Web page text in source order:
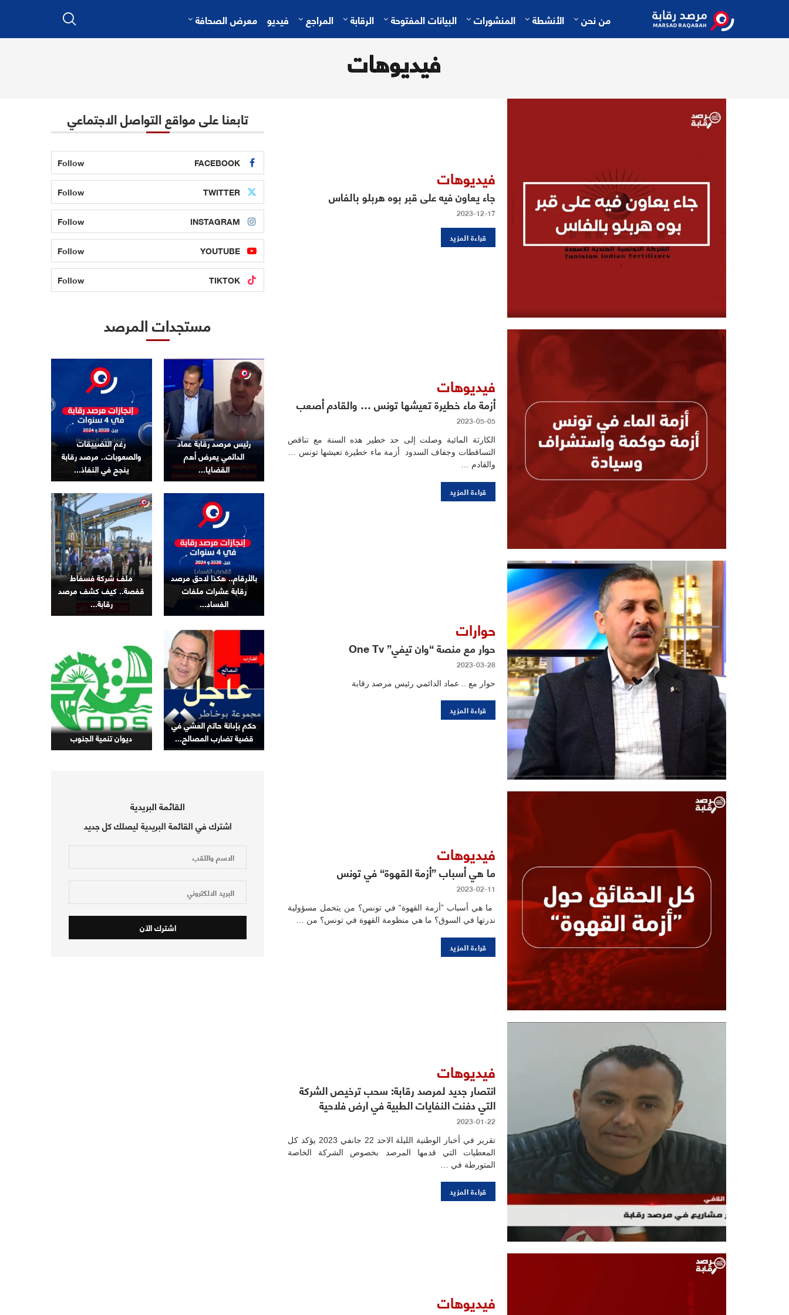
من نحن الأنشطة المنشورات البيانات المفتوحة الرقابة المراجع فيديو معرض الصحافة
فيديوهات
فيديوهات
جاء يعاون فيه على قبر بوه هربلو بالفاس
2023-12-17
قراءة المزيد
فيديوهات
أزمة ماء خطيرة تعيشها تونس … والقادم أصعب
2023-05-05
الكارثة المائية وصلت إلى حد خطير هذه السنة مع تناقص
التساقطات وجفاف السدود أزمة ماء خطيرة تعيشها تونس …
والقادم …
قراءة المزيد
حوارات
حوار مع منصة “وان تيفي” One Tv
2023-03-28
حوار مع .. عماد الدائمي رئيس مرصد رقابة
قراءة المزيد
فيديوهات
ما هي أسباب ”أزمة القهوة“ في تونس
2023-02-11
ما هي أسباب ”أزمة القهوة“ في تونس؟ من يتحمل مسؤولية
ندرتها في السوق؟ ما هي منظومة القهوة في تونس؟ من …
قراءة المزيد
فيديوهات
انتصار جديد لمرصد رقابة: سحب ترخيص الشركة
التي دفنت النفايات الطبية في ارض فلاحية
2023-01-22
تقرير في أخبار الوطنية الليلة الاحد 22 جانفي 2023 يؤكد كل
المعطيات التي قدمها المرصد بخصوص الشركة الخاصة
المتورطة في …
قراءة المزيد
فيديوهات
تابعنا على مواقع التواصل الاجتماعي
FACEBOOK
Follow
TWITTER
Follow
INSTAGRAM
Follow
YOUTUBE
Follow
TIKTOK
Follow
مستجدات المرصد
رئيس مرصد رقابة عماد
الدائمي يعرض أهم
القضايا...
رغم التضييقات
والصعوبات.. مرصد رقابة
ينجح في النفاذ...
بالأرقام.. هكذا لاحق مرصد
رقابة عشرات ملفات
الفساد...
ملف شركة فسفاط
قفصة.. كيف كشف مرصد
رقابة...
حكم بإدانة حاتم العشي في
قضية تضارب المصالح...
ديوان تنمية الجنوب
القائمة البريدية
اشترك في القائمة البريدية ليصلك كل جديد